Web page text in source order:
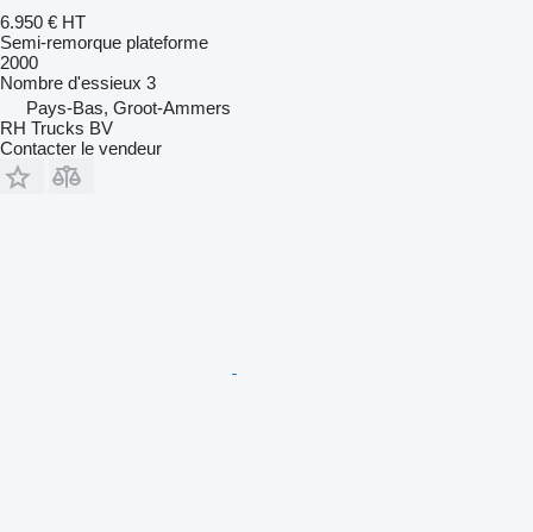
6.950 € HT
Semi-remorque plateforme
2000
Nombre d'essieux 3
Pays-Bas, Groot-Ammers
RH Trucks BV
Contacter le vendeur